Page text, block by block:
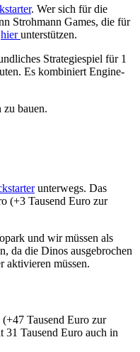
. Wer sich für die
Strohmann Games, die für
hierunterstützen.
Strategiespiel für 1
Es kombiniert Engine-
bauen.
unterwegs. Das
(+3 Tausend Euro zur
und wir müssen als
da die Dinos ausgebrochen
aktivieren müssen.
Tausend Euro zur
31 Tausend Euro auch in